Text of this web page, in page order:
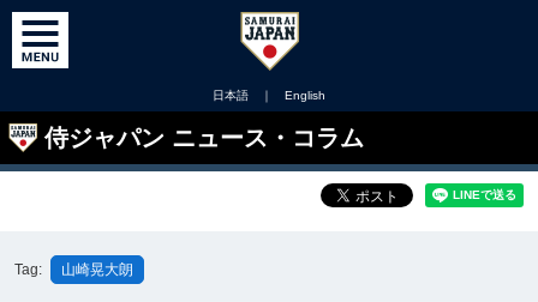
日本語 ｜ English
侍ジャパン ニュース・コラム
Tag: 山崎晃大朗